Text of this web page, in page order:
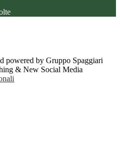
powered by Gruppo Spaggiari
& New Social Media